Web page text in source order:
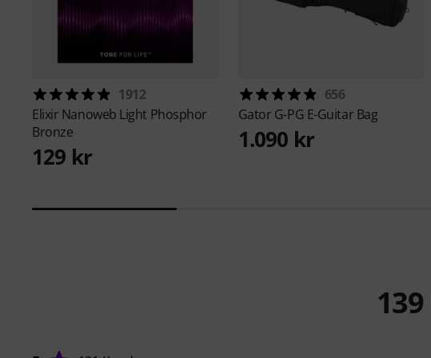
1912
Elixir Nanoweb Light Phosphor
Bronze
129 kr
656
Gator G-PG E-Guitar Bag
1.090 kr
139